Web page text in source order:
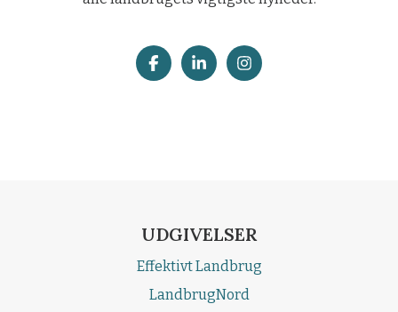
UDGIVELSER
Effektivt Landbrug
LandbrugNord